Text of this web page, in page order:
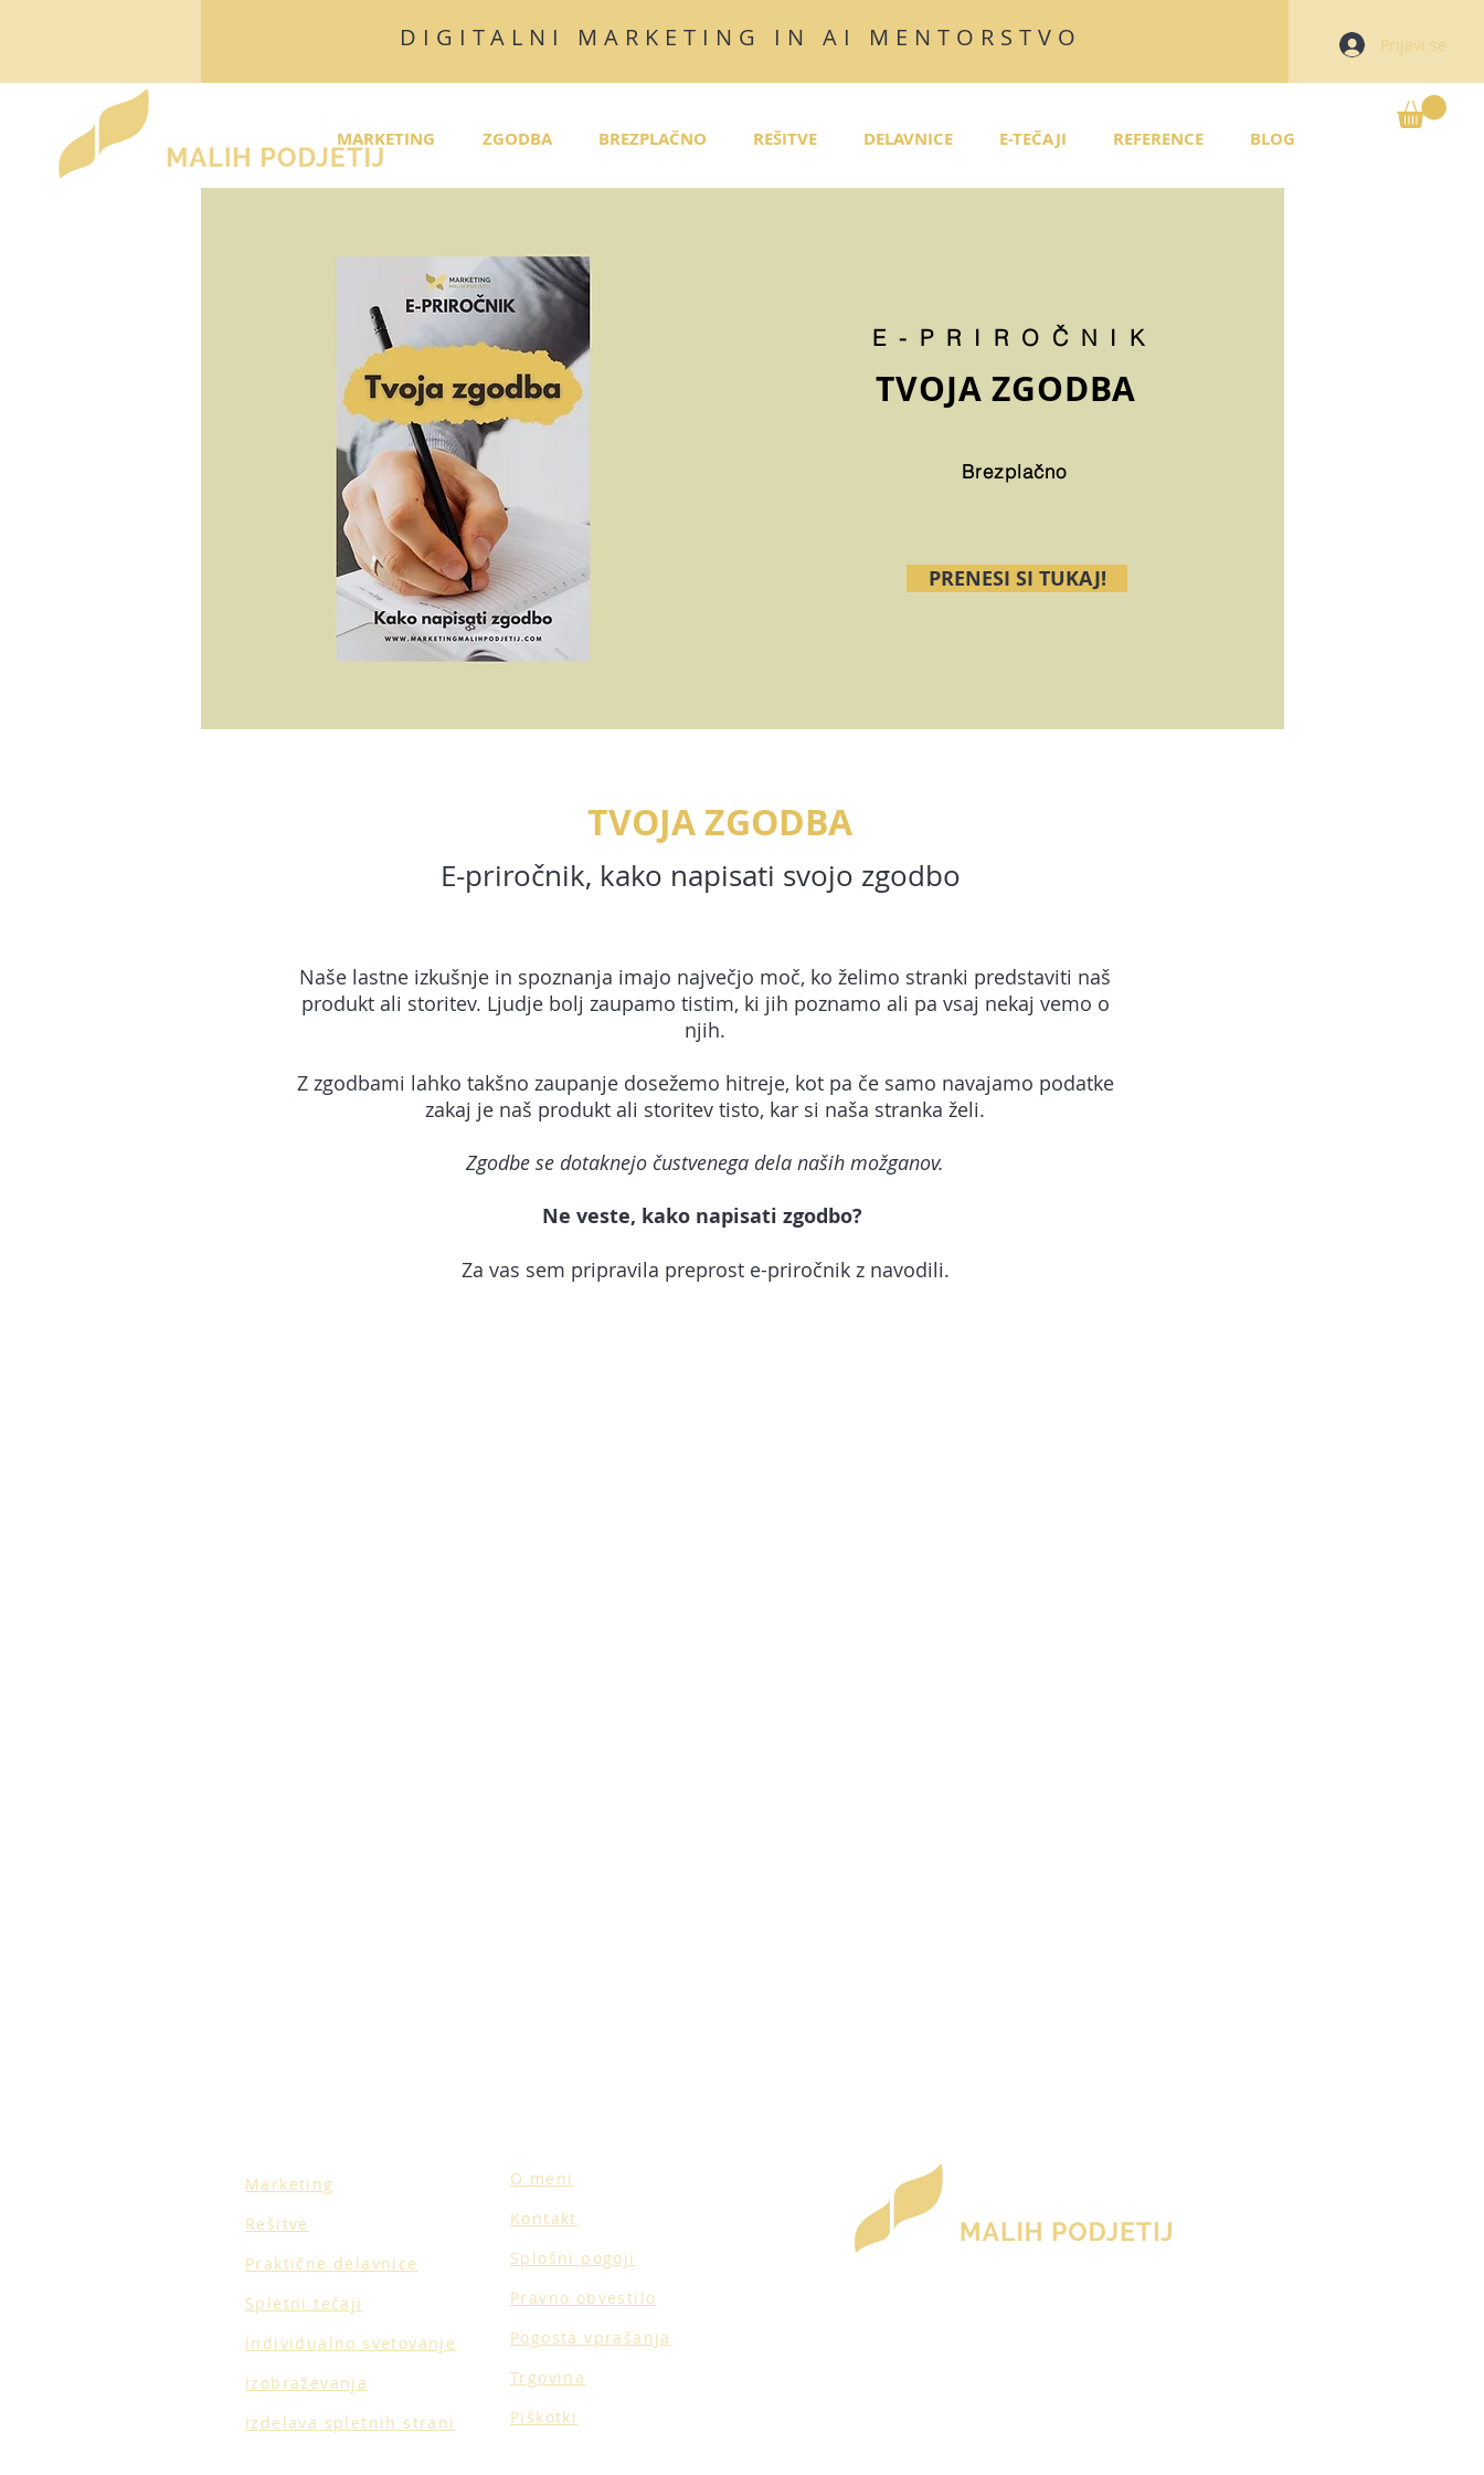
MARKETING ZGODBA BREZPLAČNO REŠITVE DELAVNICE E-TEČAJI REFERENCE BLOG
Prijavi se
DIGITALNI MARKETING IN AI MENTORSTVO
E-PRIROČNIK
TVOJA ZGODBA
Brezplačno
PRENESI SI TUKAJ!
TVOJA ZGODBA
E-priročnik, kako napisati svojo zgodbo
Naše lastne izkušnje in spoznanja imajo največjo moč, ko želimo stranki predstaviti naš
produkt ali storitev. Ljudje bolj zaupamo tistim, ki jih poznamo ali pa vsaj nekaj vemo o
njih.
Z zgodbami lahko takšno zaupanje dosežemo hitreje, kot pa če samo navajamo podatke
zakaj je naš produkt ali storitev tisto, kar si naša stranka želi.
Zgodbe se dotaknejo čustvenega dela naših možganov.
Ne veste, kako napisati zgodbo?
Za vas sem pripravila preprost e-priročnik z navodili.
Marketing
Rešitve
Praktične delavnice
Spletni tečaji
Individualno svetovanje
Izobraževanja
Izdelava spletnih strani
O meni
Kontakt
Splošni pogoji
Pravno obvestilo
Pogosta vprašanja
Trgovina
Piškotki